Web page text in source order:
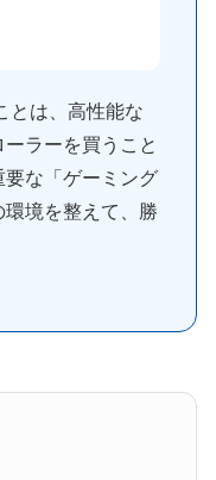
とは、高性能な
ラーを買うこと
な「ゲーミング
境を整えて、勝